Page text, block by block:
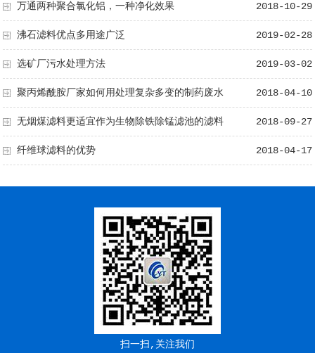
2018-10-29
万通两种聚合氯化铝，一种净化效果
2019-02-28
沸石滤料优点多用途广泛
2019-03-02
选矿厂污水处理方法
2018-04-10
聚丙烯酰胺厂家如何用处理复杂多变的制药废水
2018-09-27
无烟煤滤料更适宜作为生物除铁除锰滤池的滤料
2018-04-17
纤维球滤料的优势
扫一扫,关注我们